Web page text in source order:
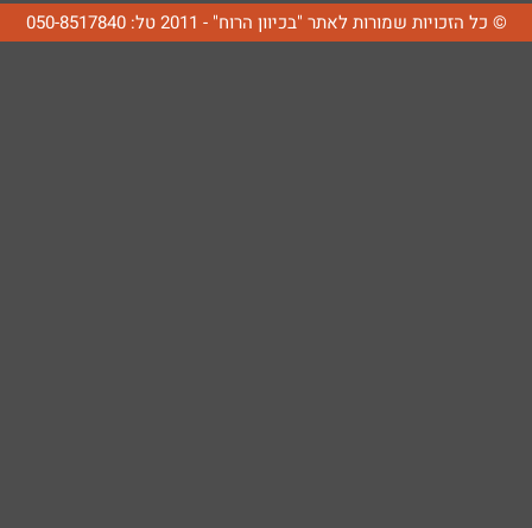
© כל הזכויות שמורות לאתר "בכיוון הרוח" - 2011 טל: 050-8517840